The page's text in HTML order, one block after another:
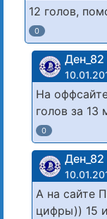
12 голов,
0
Ден_82
На
голов за 13
0
Ден_82
А на сайте
цифры)) 15